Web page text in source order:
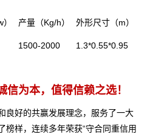
产量（Kg/h） 外形尺寸（m）
1500-2000 1.3*0.55*0.95
信为本，值得信赖之选！
良好的共赢发展理念，服务了一大
榜样，连续多年荣获“守合同重信用